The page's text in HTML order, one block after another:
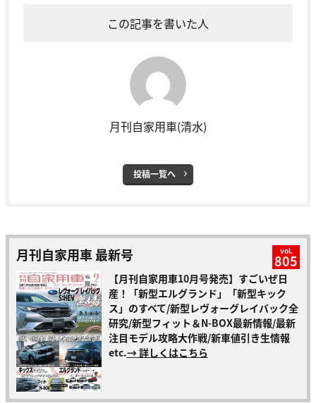
この記事を書いた人
月刊自家用車(清水)
投稿一覧へ
月刊自家用車 最新号 vol.
805
【月刊自家用車10月号発売】すごいぜ日
産！「新型エルグランド」「新型キック
ス」のすべて/新型レヴォーグレイバック全
研究/新型フィット＆N-BOX最新情報/最新
注目モデル攻略大作戦/新車値引き生情報
etc.→ 詳しくはこちら